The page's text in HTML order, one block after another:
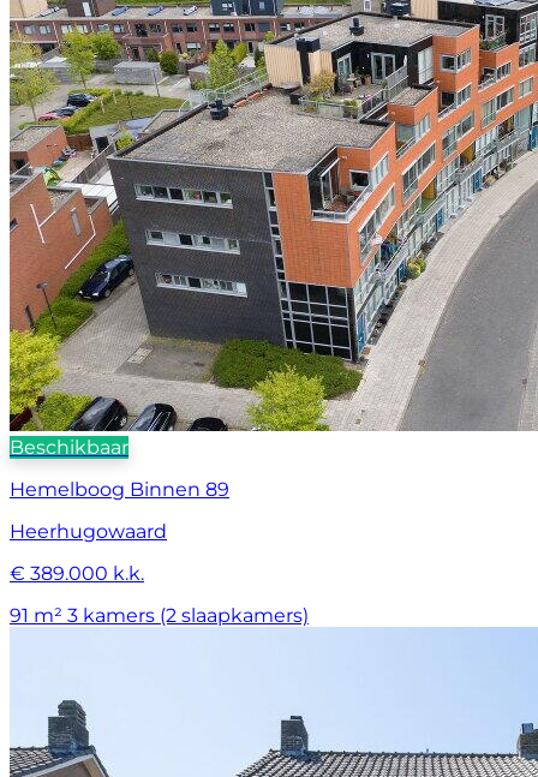
Beschikbaar
Hemelboog Binnen 89
Heerhugowaard
€ 389.000 k.k.
91 m² 3 kamers (2 slaapkamers)